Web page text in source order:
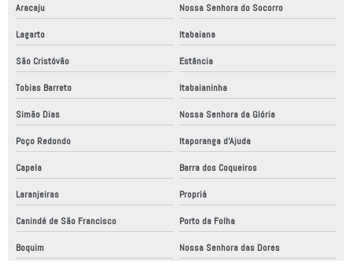
Aracaju
Nossa Senhora do Socorro
Lagarto Itabaiana
São Cristóvão Estância
Tobias Barreto Itabaianinha
Simão Dias Nossa Senhora da Glória
Poço Redondo Itaporanga d'Ajuda
Capela Barra dos Coqueiros
Laranjeiras Propriá
Canindé de São Francisco Porto da Folha
Boquim
Nossa Senhora das Dores